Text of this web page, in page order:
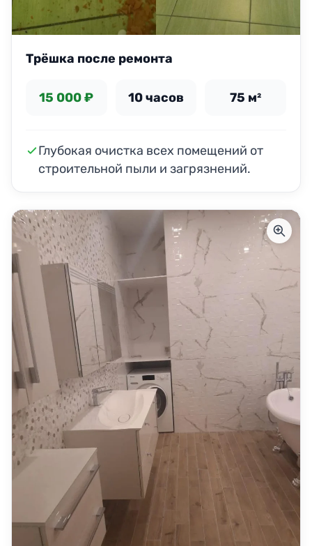
Трёшка после ремонта
15 000 ₽ 10 часов 75 м²
Глубокая очистка всех помещений от
строительной пыли и загрязнений.